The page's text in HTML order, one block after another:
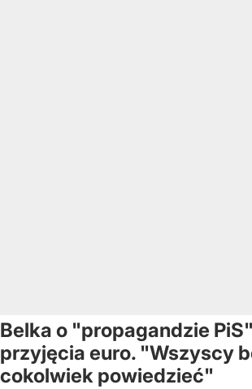
Belka o "propagandzie
przyjęcia euro. "Wszyscy
cokolwiek powiedzieć"